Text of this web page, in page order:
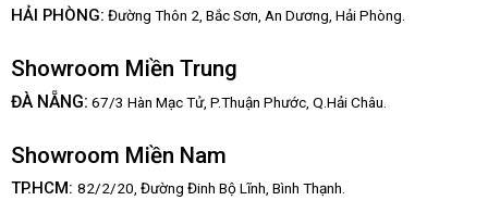
HẢI PHÒNG: Đường Thôn 2, Bắc Sơn, An Dương, Hải Phòng.
Showroom Miền Trung
ĐÀ NẴNG: 67/3 Hàn Mạc Tử, P.Thuận Phước, Q.Hải Châu.
Showroom Miền Nam
TP.HCM: 82/2/20, Đường Đinh Bộ Lĩnh, Bình Thạnh.